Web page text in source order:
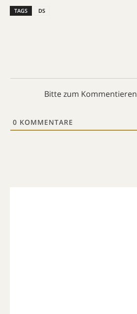
TAGS DS
Bitte zum
0 KOMMENTARE